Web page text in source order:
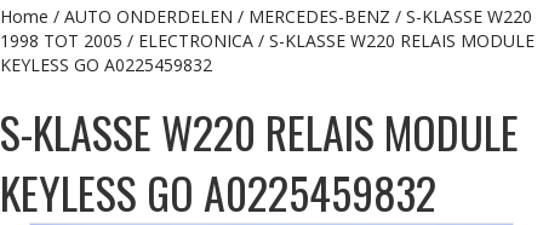
Home / AUTO ONDERDELEN / MERCEDES-BENZ / S-KLASSE W220
1998 TOT 2005 / ELECTRONICA / S-KLASSE W220 RELAIS MODULE
KEYLESS GO A0225459832
S-KLASSE W220 RELAIS MODULE
KEYLESS GO A0225459832